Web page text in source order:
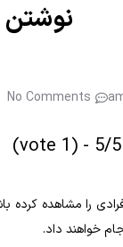
نوشتن
No Comments
5/5 - (1 vote)
را مشاهده کرده
خواهند داد.